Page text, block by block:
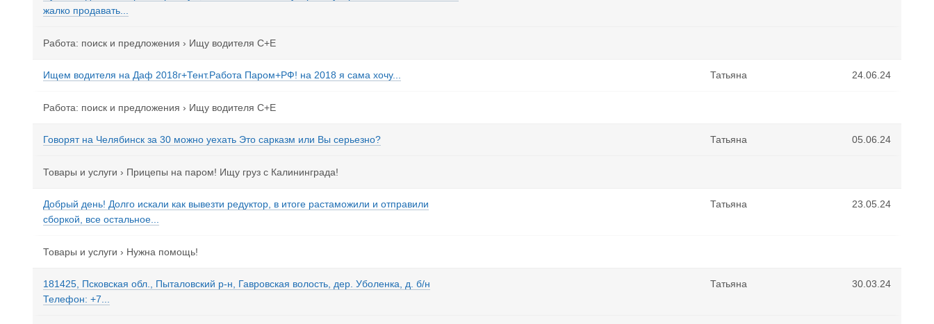
жалко продавать...
Работа: поиск и предложения › Ищу водителя С+Е
Ищем водителя на Даф 2018г+Тент.Работа Паром+РФ! на 2018 я сама хочу... Татьяна 24.06.24
Работа: поиск и предложения › Ищу водителя С+Е
Говорят на Челябинск за 30 можно уехать Это сарказм или Вы серьезно? Татьяна 05.06.24
Товары и услуги › Прицепы на паром! Ищу груз с Калининграда!
Добрый день! Долго искали как вывезти редуктор, в итоге растаможили и отправили
сборкой, все остальное...
Татьяна 23.05.24
Товары и услуги › Нужна помощь!
181425, Псковская обл., Пыталовский р-н, Гавровская волость, дер. Уболенка, д. б/н
Телефон: +7...
Татьяна 30.03.24